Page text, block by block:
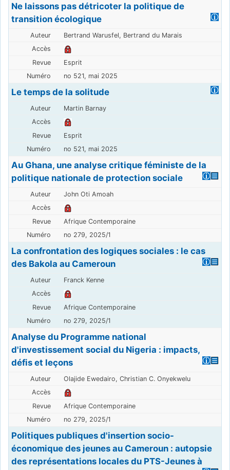
Ne laissons pas détricoter la politique de
transition écologique
Bertrand Warusfel, Bertrand du Marais
Esprit
no 521, mai 2025
Le temps de la solitude
Martin Barnay
Esprit
no 521, mai 2025
Au Ghana, une analyse critique féministe de la
politique nationale de protection sociale
John Oti Amoah
Afrique Contemporaine
no 279, 2025/1
La confrontation des logiques sociales : le cas
des Bakola au Cameroun
Franck Kenne
Afrique Contemporaine
no 279, 2025/1
Analyse du Programme national
d'investissement social du Nigeria : impacts,
défis et leçons
Olajide Ewedairo, Christian C. Onyekwelu
Afrique Contemporaine
no 279, 2025/1
Politiques publiques d'insertion socio-
économique des jeunes au Cameroun : autopsie
des représentations locales du PTS-Jeunes à